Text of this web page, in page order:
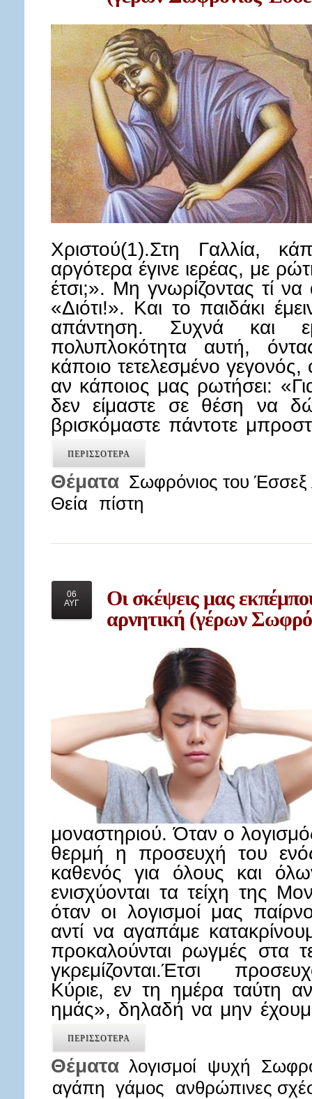
Χριστού(1).Στη Γαλλία,
αργότερα έγινε ιερέας, με
έτσι;». Μη γνωρίζοντας τί
«Διότι!». Και το παιδάκι
απάντηση. Συχνά και
πολυπλοκότητα αυτή,
κάποιο τετελεσμένο
αν κάποιος μας ρωτήσει:
δεν είμαστε σε θέση να
βρισκόμαστε πάντοτε
ΠΕΡΙΣΣΟΤΕΡΑ
Θέματα Σωφρόνιος του Έσσεξ
Θεία πίστη
06
ΑΥΓ
Οισκέψεις μας
αρνητική (γέρων
μοναστηριού. Όταν ο λογισμός
θερμή η προσευχή του
καθενός για όλους και
ενισχύονται τα τείχη της
όταν οι λογισμοί μας
αντί να αγαπάμε
προκαλούνται ρωγμές στα
γκρεμίζονται.Έτσι
Κύριε, εν τη ημέρα ταύτη
ημάς», δηλαδή να μην
ΠΕΡΙΣΣΟΤΕΡΑ
Θέματα λογισμοί ψυχή
αγάπη γάμος ανθρώπινες